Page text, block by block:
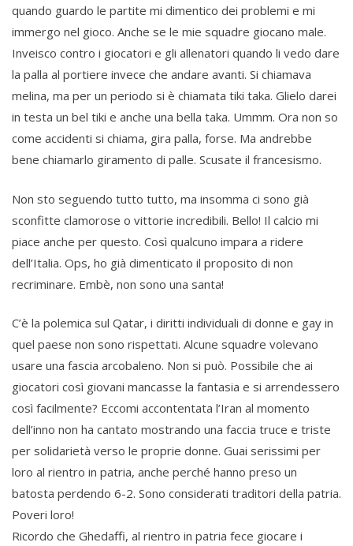
quando guardo le partite mi dimentico dei problemi e mi
immergo nel gioco. Anche se le mie squadre giocano male.
Inveisco contro i giocatori e gli allenatori quando li vedo dare
la palla al portiere invece che andare avanti. Si chiamava
melina, ma per un periodo si è chiamata tiki taka. Glielo darei
in testa un bel tiki e anche una bella taka. Ummm. Ora non so
come accidenti si chiama, gira palla, forse. Ma andrebbe
bene chiamarlo giramento di palle. Scusate il francesismo.
Non sto seguendo tutto tutto, ma insomma ci sono già
sconfitte clamorose o vittorie incredibili. Bello! Il calcio mi
piace anche per questo. Così qualcuno impara a ridere
dell’Italia. Ops, ho già dimenticato il proposito di non
recriminare. Embè, non sono una santa!
C’è la polemica sul Qatar, i diritti individuali di donne e gay in
quel paese non sono rispettati. Alcune squadre volevano
usare una fascia arcobaleno. Non si può. Possibile che ai
giocatori così giovani mancasse la fantasia e si arrendessero
così facilmente? Eccomi accontentata l’Iran al momento
dell’inno non ha cantato mostrando una faccia truce e triste
per solidarietà verso le proprie donne. Guai serissimi per
loro al rientro in patria, anche perché hanno preso un
batosta perdendo 6-2. Sono considerati traditori della patria.
Poveri loro!
Ricordo che Ghedaffi, al rientro in patria fece giocare i